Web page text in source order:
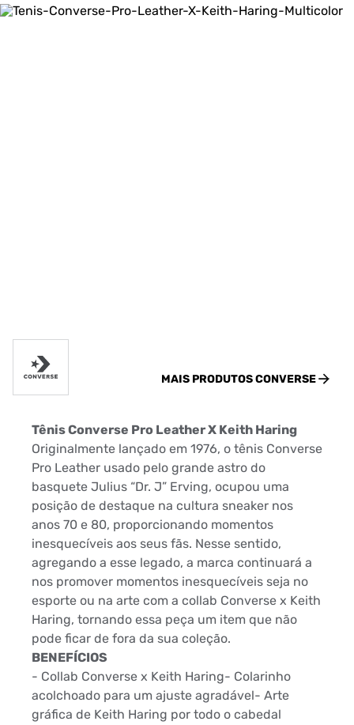
MAIS PRODUTOSCONVERSE
Tênis Converse Pro Leather X Keith Haring
Originalmente lançado em 1976, o tênis Converse
Pro Leather usado pelo grande astro do
basquete Julius “Dr. J” Erving, ocupou uma
posição de destaque na cultura sneaker nos
anos 70 e 80, proporcionando momentos
inesquecíveis aos seus fãs. Nesse sentido,
agregando a esse legado, a marca continuará a
nos promover momentos inesquecíveis seja no
esporte ou na arte com a collab Converse x Keith
Haring, tornando essa peça um item que não
pode ficar de fora da sua coleção.
BENEFÍCIOS
- Collab Converse x Keith Haring- Colarinho
acolchoado para um ajuste agradável- Arte
gráfica de Keith Haring por todo o cabedal